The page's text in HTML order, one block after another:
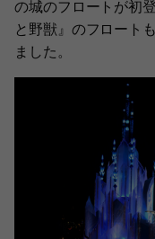
の城のフロートが初
と野獣』のフロート
ました。